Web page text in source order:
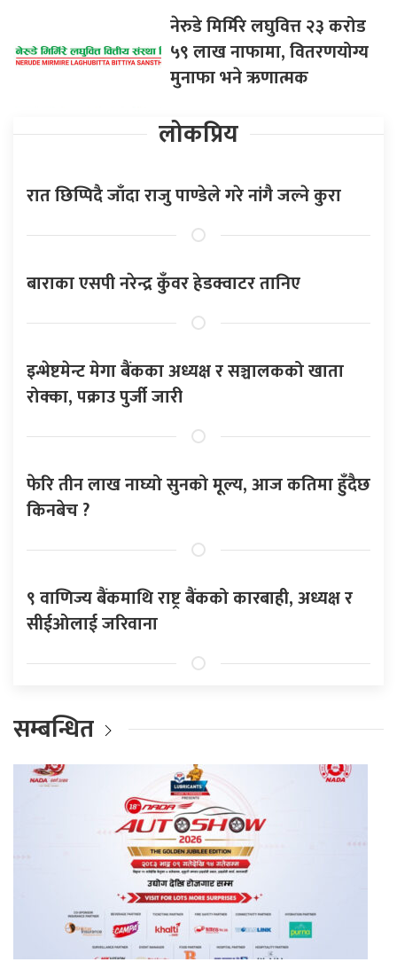
नेरुडे मिर्मिरे लघुवित्त २३ करोड
५९ लाख नाफामा, वितरणयोग्य
मुनाफा भने ऋणात्मक
लोकप्रिय
रात छिप्पिदै जाँदा राजु पाण्डेले गरे नांगै जल्ने कुरा
बाराका एसपी नरेन्द्र कुँवर हेडक्वाटर तानिए
इन्भेष्टमेन्ट मेगा बैंकका अध्यक्ष र सञ्चालकको खाता
रोक्का, पक्राउ पुर्जी जारी
फेरि तीन लाख नाघ्यो सुनको मूल्य, आज कतिमा हुँदैछ
किनबेच ?
९ वाणिज्य बैंकमाथि राष्ट्र बैंकको कारबाही, अध्यक्ष र
सीईओलाई जरिवाना
सम्बन्धित